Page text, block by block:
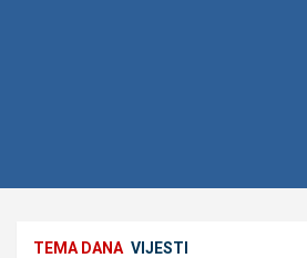
TEMA DANA VIJESTI